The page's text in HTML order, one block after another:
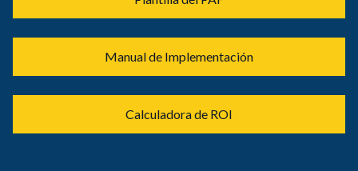
Manual de Implementación
Calculadora de ROI